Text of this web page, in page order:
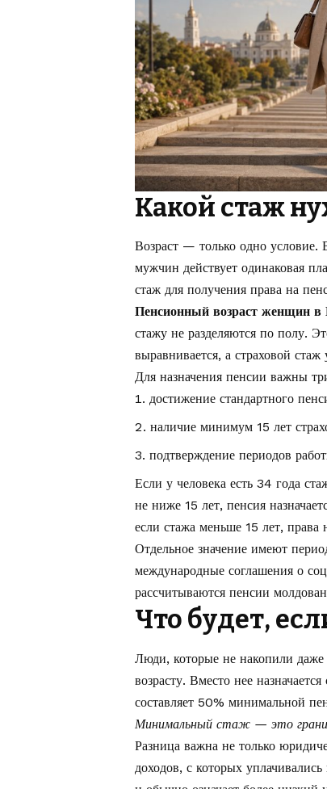
Какой стаж
Возраст — только одно условие.
мужчин действует одинаковая
стаж для получения права на
Пенсионный возраст женщин в
стажу не разделяются по полу.
выравнивается, а страховой
Для назначения пенсии важны
достижение стандартного
наличие минимум 15 лет
подтверждение периодов
Если у человека есть 34 года
не ниже 15 лет, пенсия
если стажа меньше 15 лет, права
Отдельное значение имеют
международные соглашения о
рассчитываются пенсии
Что будет,
Люди, которые не накопили
возрасту. Вместо нее
составляет 50% минимальной
Минимальный стаж — это
Разница важна не только
доходов, с которых